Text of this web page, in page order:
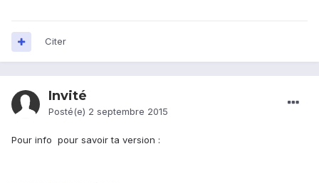
Citer
Invité
Posté(e) 2 septembre 2015
Pour info pour savoir ta version :